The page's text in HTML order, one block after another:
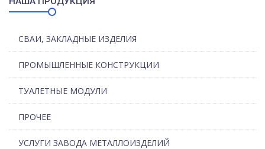
СВАИ, ЗАКЛАДНЫЕ ИЗДЕЛИЯ
ПРОМЫШЛЕННЫЕ КОНСТРУКЦИИ
ТУАЛЕТНЫЕ МОДУЛИ
ПРОЧЕЕ
УСЛУГИ ЗАВОДА МЕТАЛЛОИЗДЕЛИЙ